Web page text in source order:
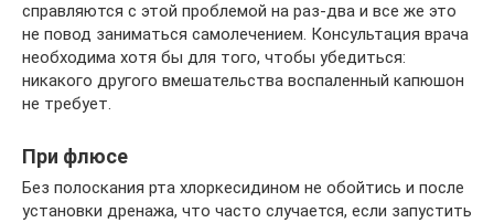
справляются с этой проблемой на раз-два и все же это
не повод заниматься самолечением. Консультация врача
необходима хотя бы для того, чтобы убедиться:
никакого другого вмешательства воспаленный капюшон
не требует.
При флюсе
Без полоскания рта хлоркесидином не обойтись и после
установки дренажа, что часто случается, если запустить